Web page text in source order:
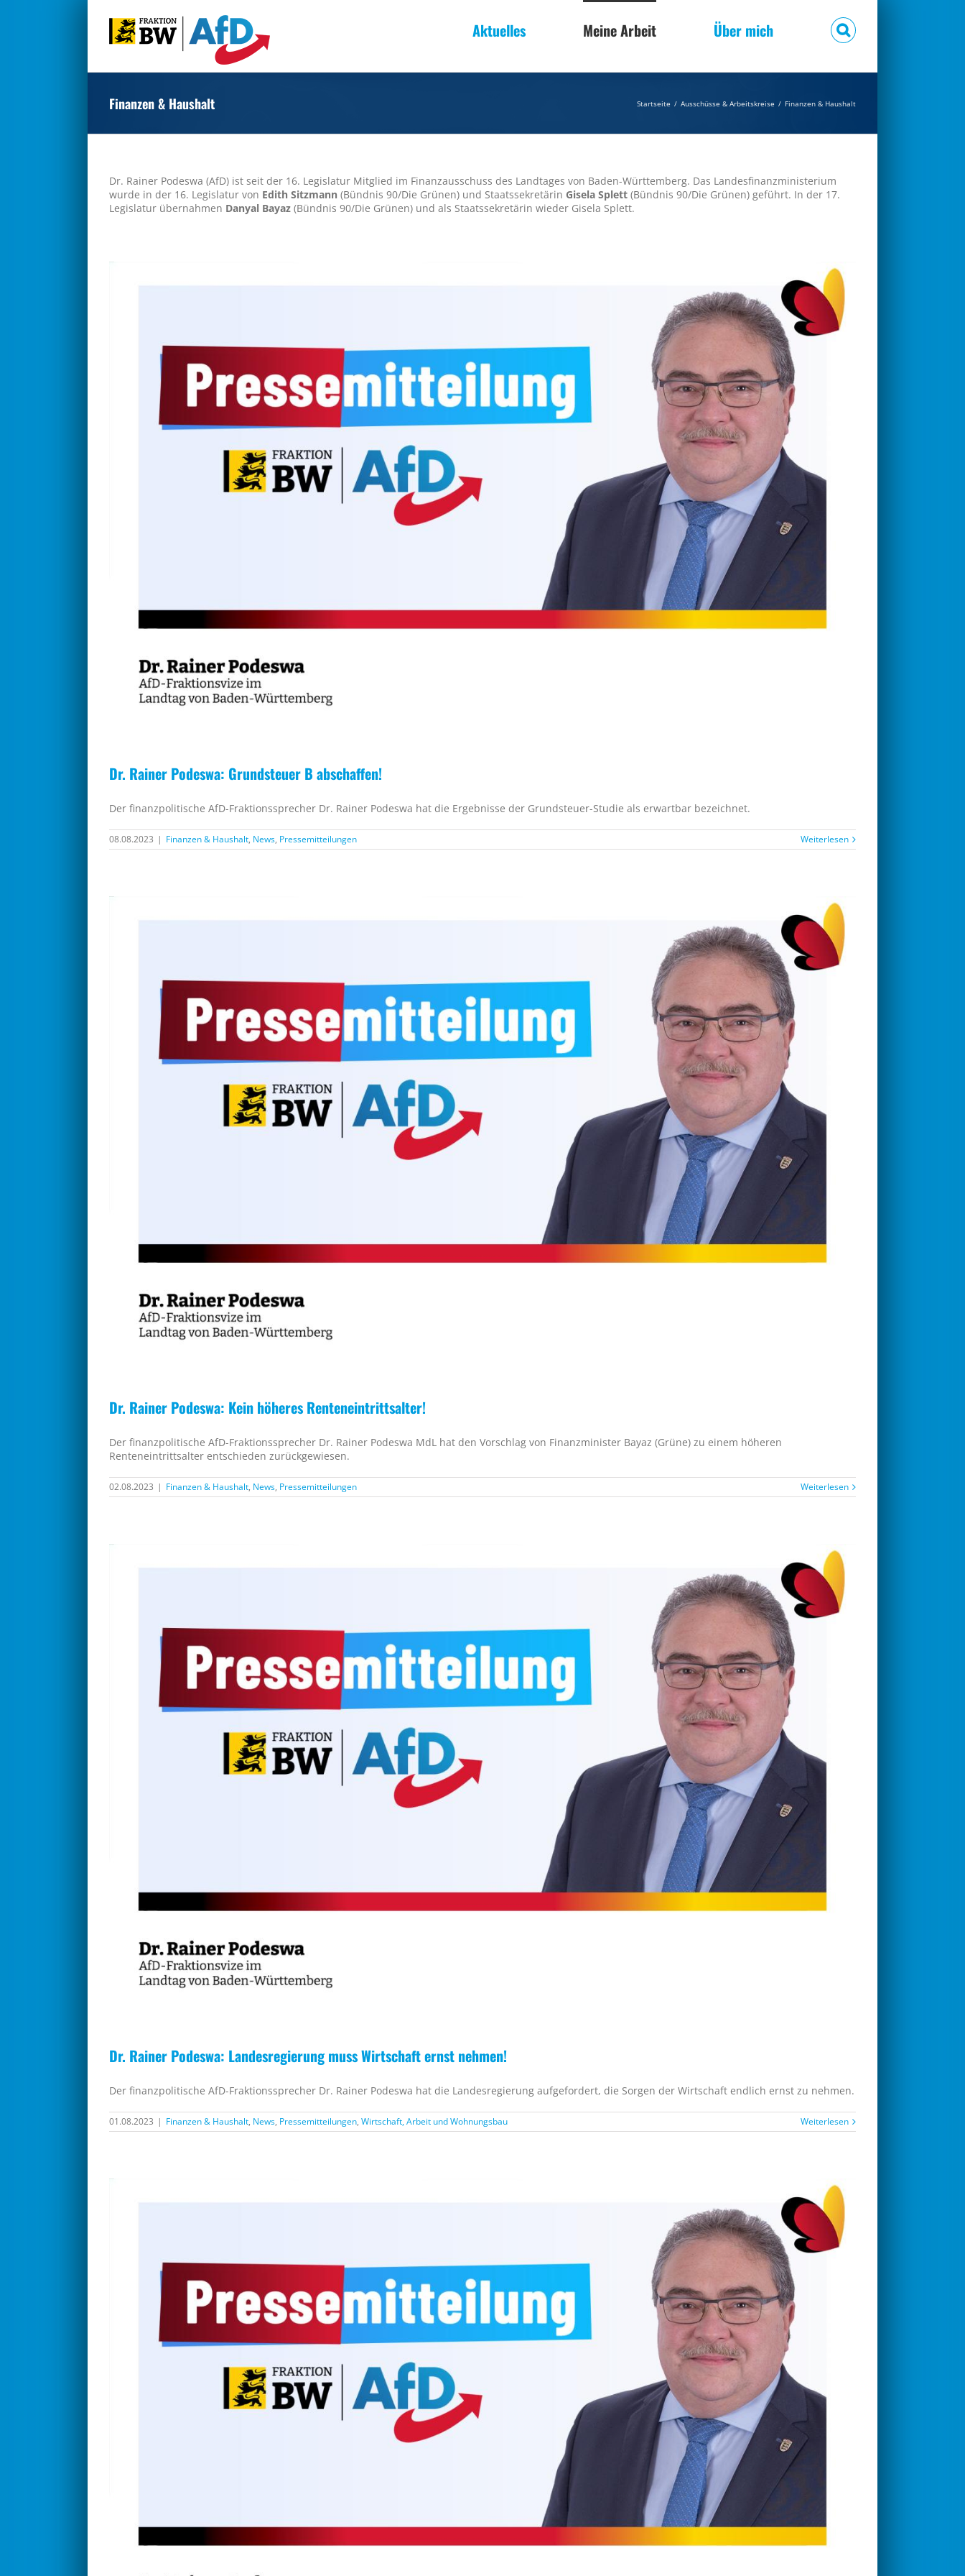
Aktuelles Meine Arbeit Über mich
Finanzen & Haushalt Startseite / Ausschüsse & Arbeitskreise / Finanzen & Haushalt
Dr. Rainer Podeswa (AfD) ist seit der 16. Legislatur Mitglied im Finanzausschuss des Landtages von Baden-Württemberg. Das Landesfinanzministerium
wurde in der 16. Legislatur von Edith Sitzmann (Bündnis 90/Die Grünen) und Staatssekretärin Gisela Splett (Bündnis 90/Die Grünen) geführt. In der 17.
Legislatur übernahmen Danyal Bayaz (Bündnis 90/Die Grünen) und als Staatssekretärin wieder Gisela Splett.
Dr. Rainer Podeswa: Grundsteuer B abschaffen!
Der finanzpolitische AfD-Fraktionssprecher Dr. Rainer Podeswa hat die Ergebnisse der Grundsteuer-Studie als erwartbar bezeichnet.
08.08.2023 | Finanzen & Haushalt, News, Pressemitteilungen Weiterlesen
Dr. Rainer Podeswa: Kein höheres Renteneintrittsalter!
Der finanzpolitische AfD-Fraktionssprecher Dr. Rainer Podeswa MdL hat den Vorschlag von Finanzminister Bayaz (Grüne) zu einem höheren
Renteneintrittsalter entschieden zurückgewiesen.
02.08.2023 | Finanzen & Haushalt, News, Pressemitteilungen Weiterlesen
Dr. Rainer Podeswa: Landesregierung muss Wirtschaft ernst nehmen!
Der finanzpolitische AfD-Fraktionssprecher Dr. Rainer Podeswa hat die Landesregierung aufgefordert, die Sorgen der Wirtschaft endlich ernst zu nehmen.
01.08.2023 | Finanzen & Haushalt, News, Pressemitteilungen, Wirtschaft, Arbeit und Wohnungsbau Weiterlesen